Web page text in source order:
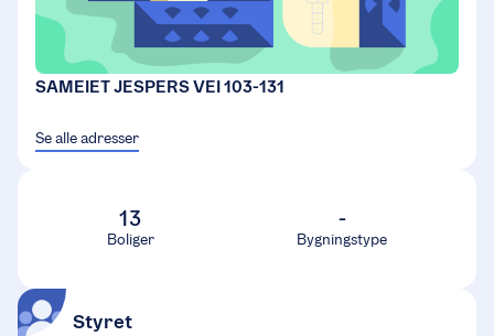
SAMEIET JESPERS VEI 103-131
Se alle adresser
13
Boliger
-
Bygningstype
Styret